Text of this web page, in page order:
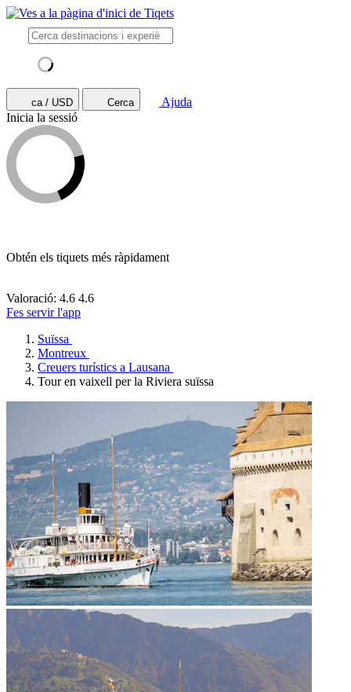
ca / USD Cerca
Ajuda
Inicia la sessió
Obtén els tiquets més ràpidament
Valoració: 4.6 4.6
Fes servir l'app
Suïssa
Montreux
Creuers turístics a Lausana
Tour en vaixell per la Riviera suïssa